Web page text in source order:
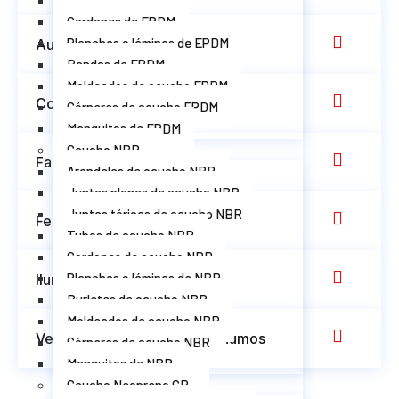
Cordones de EPDM
Planchas o láminas de EPDM
Bandas de EPDM
Moldeados de caucho EPDM
Córneres de caucho EPDM
Manguitos de EPDM
Caucho NBR
Arandelas de caucho NBR
Juntas planas de caucho NBR
Juntas tóricas de caucho NBR
Tubos de caucho NBR
Cordones de caucho NBR
Planchas o láminas de NBR
Burletes de caucho NBR
Moldeados de caucho NBR
Córneres de caucho NBR
Manguitos de NBR
Caucho Neopreno CR
Automoción
Construcción
Farmacéutico y médico
Ferroviario
Iluminación y LED
Ventilación y extracción de humos